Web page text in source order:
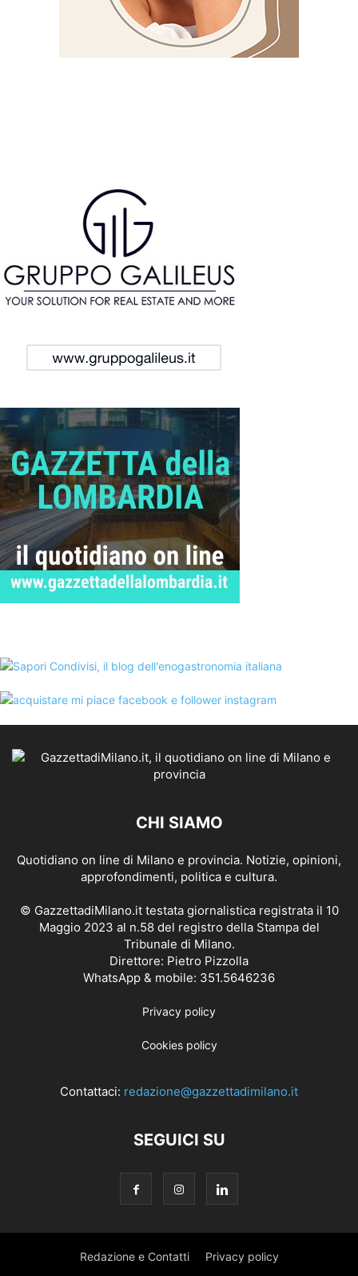
CHI SIAMO
Quotidiano on line di Milano e provincia. Notizie, opinioni,
approfondimenti, politica e cultura.
© GazzettadiMilano.it testata giornalistica registrata il 10
Maggio 2023 al n.58 del registro della Stampa del
Tribunale di Milano.
Direttore: Pietro Pizzolla
WhatsApp & mobile: 351.5646236
Privacy policy
Cookies policy
Contattaci: redazione@gazzettadimilano.it
SEGUICI SU
Redazione e Contatti Privacy policy